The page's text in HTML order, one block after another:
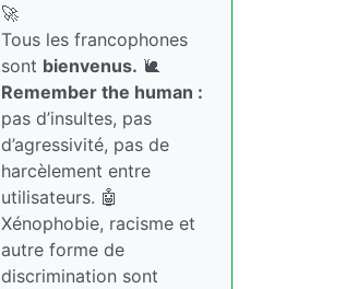
🚀
Tous les francophones
sont bienvenus. 🐌
Remember the human :
pas d’insultes, pas
d’agressivité, pas de
harcèlement entre
utilisateurs. 🤖
Xénophobie, racisme et
autre forme de
discrimination sont